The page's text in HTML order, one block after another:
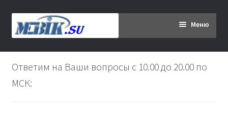
Перейти
к
Перейти
к
Меню
Главная
Дипломникам
Ответим на Ваши вопросы с 10.00 до 20.00 по
МСК: